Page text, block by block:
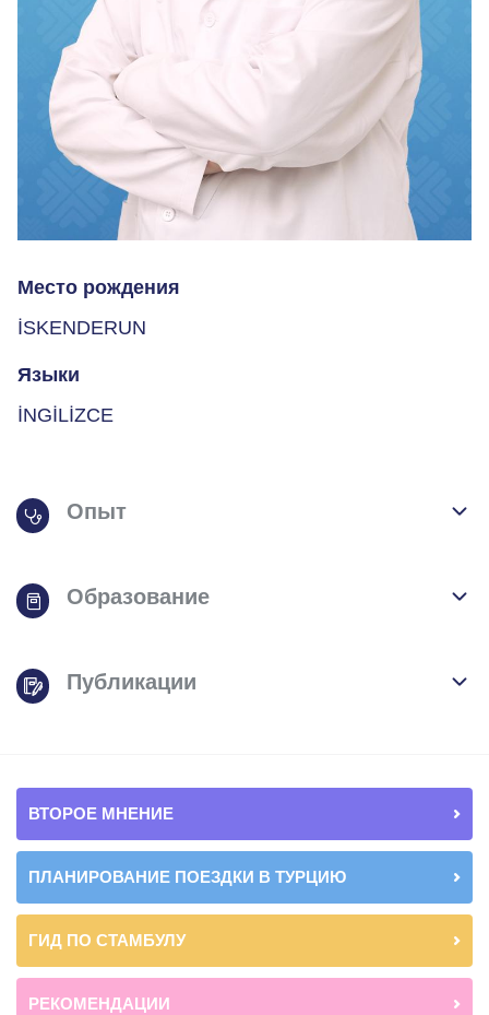
Место рождения
İSKENDERUN
Языки
İNGİLİZCE
Опыт
Образование
Публикации
ВТОРОЕ МНЕНИЕ
ПЛАНИРОВАНИЕ ПОЕЗДКИ В ТУРЦИЮ
ГИД ПО СТАМБУЛУ
РЕКОМЕНДАЦИИ